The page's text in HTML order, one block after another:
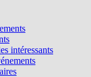
intéressants